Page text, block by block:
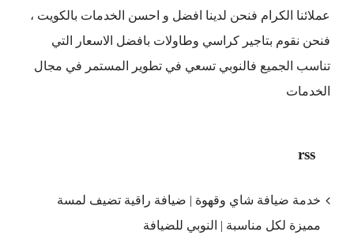
عملائنا الكرام فنحن لدينا افضل و احسن الخدمات بالكويت ،
فنحن نقوم بتاجير كراسي وطاولات بافضل الاسعار التي
تناسب الجميع فالنوبي تسعي في تطوير المستمر في مجال
الخدمات
rss
خدمة ضيافة شاي وقهوة | ضيافة راقية تضيف لمسة
مميزة لكل مناسبة | النوبي للضيافة